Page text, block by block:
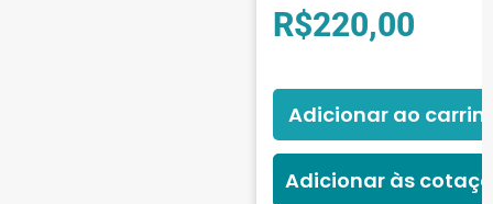
R$220,00
Adicionar ao
Adicionar às